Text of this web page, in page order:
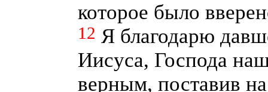
которое было
12 Я благодарю
Иисуса, Господа
верным, поставив